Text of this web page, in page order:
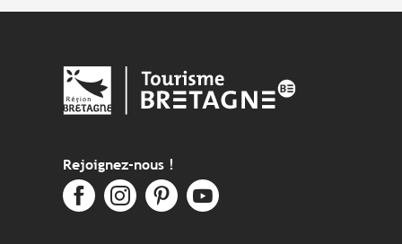
Rejoignez-nous !